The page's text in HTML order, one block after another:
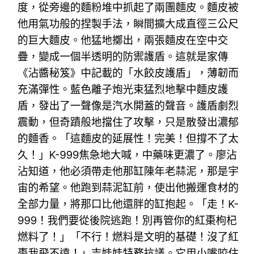
度，從旁邊的麵粉堆中抓起了兩團麵皮。麵皮被
他用氣功般的捏製手法，瞬間擴大成直徑三公尺
的巨大麵皮。他猛地擲出，兩張麵皮在空中交
疊，變成一個半透明的防禦護盾。這就是家傳
《沾醬秘笈》中記載的「水餃皮護盾」，薄韌而
充滿彈性。藍色離子炮光束猛烈地擊中麵皮護
盾，發出了一聲像是汽水開蓋的聲音。護盾劇烈
震動，但奇蹟般地擋住了攻擊，只是散發出濃郁
的麵香。「這麵皮的延展性！完美！但撐不了太
久！」K-999焦急地大喊，中藥味更濃了。廖沾
沾知道，他必須帶走他那缸陳年老蒜泥，那是宇
宙的希望。他跑到蒜泥缸前，使出他搬運食材的
全部力量，將那口比他還胖的缸抱起。「走！K-
999！我們要從後院逃跑！別再管你的紅棗枸杞
燃料了！」「不行！燃料是文明的基礎！沒了紅